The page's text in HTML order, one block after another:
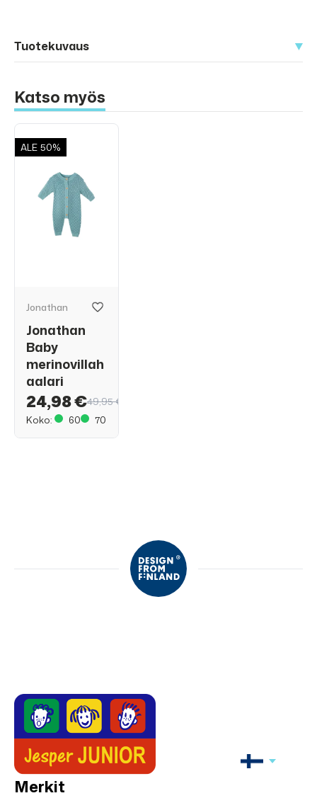
Tuotekuvaus
Katso myös
ALE 50%
Jonathan
Jonathan
Baby
merinovillah
aalari
24,98 €49,95 €
Koko:
60 70
Merkit